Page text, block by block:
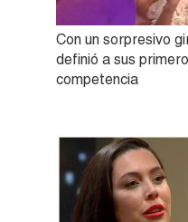
Con un sorpresivo
definió a sus
competencia